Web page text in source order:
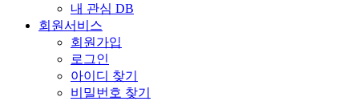
내 관심 DB
회원서비스
회원가입
로그인
아이디 찾기
비밀번호 찾기